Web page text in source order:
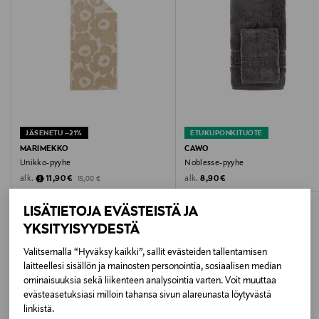
LISÄTIETOJA EVÄSTEISTÄ JA
YKSITYISYYDESTÄ
Valitsemalla “Hyväksy kaikki”, sallit evästeiden tallentamisen
laitteellesi sisällön ja mainosten personointia, sosiaalisen median
ominaisuuksia sekä liikenteen analysointia varten. Voit muuttaa
evästeasetuksiasi milloin tahansa sivun alareunasta löytyvästä
linkistä.
Hoito-ohjeet
Konepesu tuotteen hoito-ohjeistuksen mukaisesti
Koko
70x180 CM
Valmistusmaa
Saksa
Valmistajan tuotenumero
6288
JÄSENETU –21%
MARIMEKKO
Unikko-pyyhe
alk.
Discounted Price
11,90 € Original Price
15,00 €
ETUKUPONKITUOTE
CAWO
Noblesse-pyyhe
alk. Original Price
8,90 €
LISÄÄ KIINNOSTAVIA
TUOTTEITA